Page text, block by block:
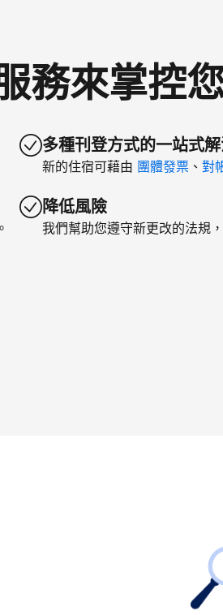
務來掌控
多種刊登方式的一站式
新的住宿可藉由 團體發票 、 對
降低風險
我們幫助您遵守新更改的法規